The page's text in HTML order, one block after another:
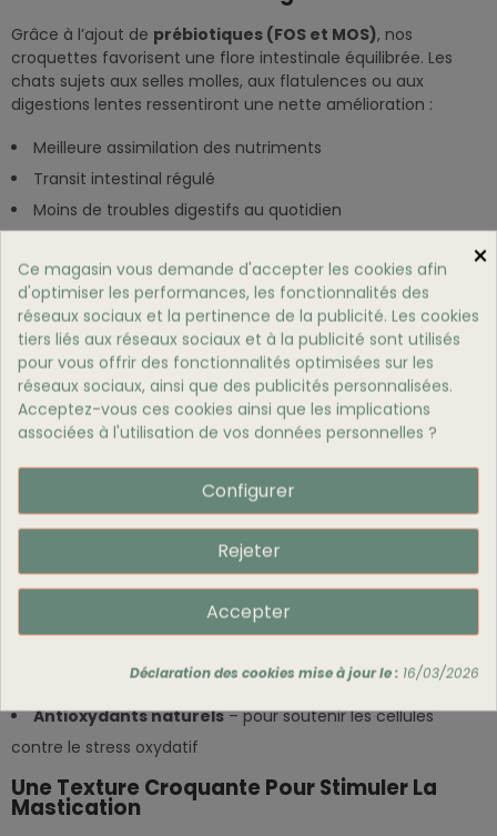
Grâce à l’ajout de prébiotiques (FOS et MOS), nos
croquettes favorisent une flore intestinale équilibrée. Les
chats sujets aux selles molles, aux flatulences ou aux
digestions lentes ressentiront une nette amélioration :
Meilleure assimilation des nutriments
Transit intestinal régulé
Moins de troubles digestifs au quotidien
Les chats adultes passent de longues heures à faire leur
toilette. Notre recette contient de la cellulose végétale
pour :
Capturer les poils ingérés lors du léchage
Faciliter leur élimination naturelle
Prévenir les vomissements liés aux boules de poils
Santé Du Cœur Et Du Système Urinaire
Parce que le cœur et les reins sont des organes sensibles
chez le chat adulte, nous avons enrichi cette recette en :
Taurine– essentielle pour la fonction cardiaque et la
urinaire optimal
Antioxydants naturels– pour soutenir les cellules
contre le stress oxydatif
Une Texture Croquante Pour Stimuler La
Mastication
×
Ce magasin vous demande d'accepter les cookies afin
d'optimiser les performances, les fonctionnalités des
réseaux sociaux et la pertinence de la publicité. Les cookies
tiers liés aux réseaux sociaux et à la publicité sont utilisés
pour vous offrir des fonctionnalités optimisées sur les
réseaux sociaux, ainsi que des publicités personnalisées.
Acceptez-vous ces cookies ainsi que les implications
associées à l'utilisation de vos données personnelles ?
Configurer
Rejeter
Accepter
Déclaration des cookies mise à jour le : 16/03/2026